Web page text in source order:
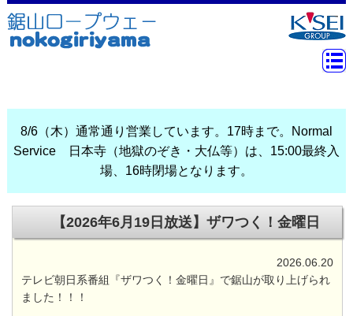
8/6（木）通常通り営業しています。17時まで。Normal
Service 日本寺（地獄のぞき・大仏等）は、15:00最終入
場、16時閉場となります。
【2026年6月19日放送】ザワつく！金曜日
2026.06.20
テレビ朝日系番組『ザワつく！金曜日』で鋸山が取り上げられ
ました！！！